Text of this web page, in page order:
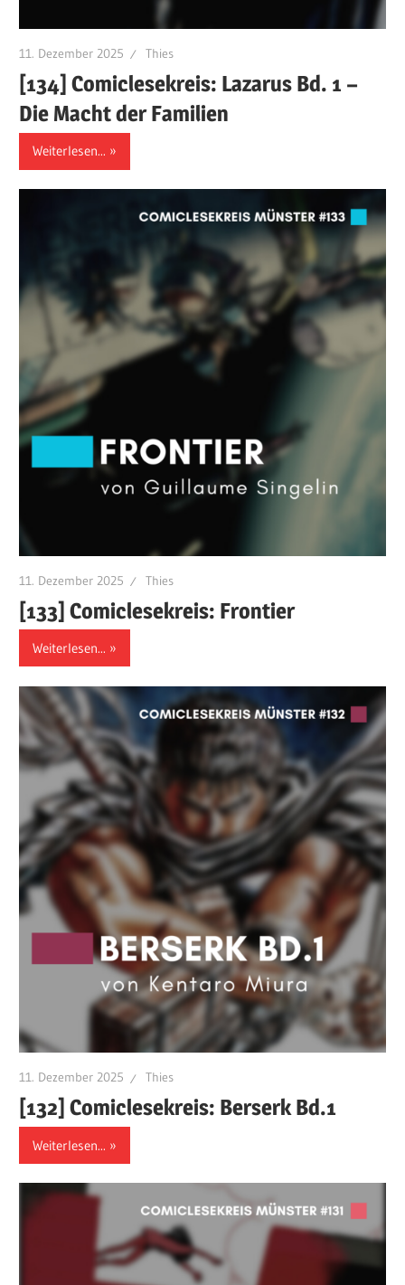
11. Dezember 2025 Thies
[134] Comiclesekreis: Lazarus Bd. 1 –
Die Macht der Familien
Weiterlesen...
11. Dezember 2025 Thies
[133] Comiclesekreis: Frontier
Weiterlesen...
11. Dezember 2025 Thies
[132] Comiclesekreis: Berserk Bd.1
Weiterlesen...